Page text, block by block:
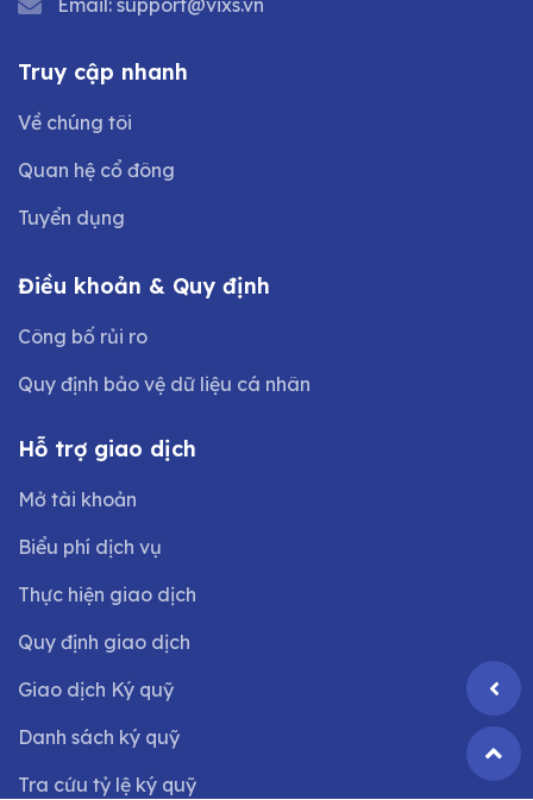
Email: support@vixs.vn
Truy cập nhanh
Về chúng tôi
Quan hệ cổ đông
Tuyển dụng
Điều khoản & Quy định
Công bố rủi ro
Quy định bảo vệ dữ liệu cá nhân
Hỗ trợ giao dịch
Mở tài khoản
Biểu phí dịch vụ
Thực hiện giao dịch
Quy định giao dịch
Giao dịch Ký quỹ
Danh sách ký quỹ
Tra cứu tỷ lệ ký quỹ